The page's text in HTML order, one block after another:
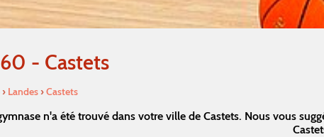
- Castets
› Landes›Castets
n'a été trouvé dans votre ville de Castets. Nous vous